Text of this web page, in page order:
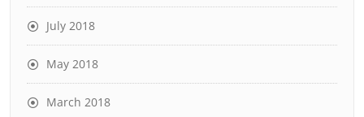
July 2018
May 2018
March 2018